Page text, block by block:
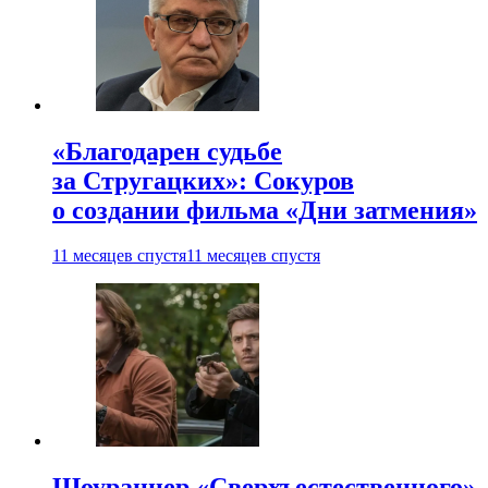
«Благодарен судьбе
за Стругацких»: Сокуров
о создании фильма «Дни затмения»
11 месяцев спустя11 месяцев спустя